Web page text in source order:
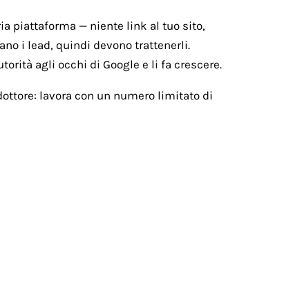
piattaforma — niente link al tuo sito,
i lead, quindi devono trattenerli.
agli occhi di Google e li fa crescere.
lavora con un numero limitato di